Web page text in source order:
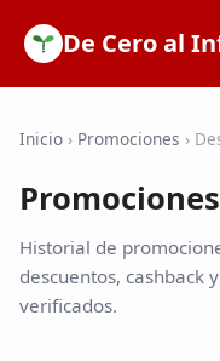
De Cero al
SOFIPOs
Bancos
Inicio › Promociones ›
Historial de
descuentos, cashback
verificados.